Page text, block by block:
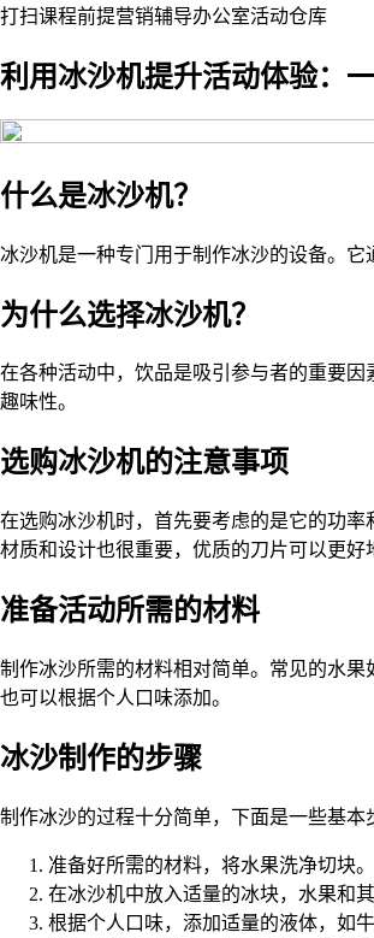
打扫课程前提营销辅导办公室活动仓库
利用冰沙机提升活动体验：
什么是冰沙机？
冰沙机是一种专门用于制作冰沙的设备。
为什么选择冰沙机？
在各种活动中，饮品是吸引参与者的重要
趣味性。
选购冰沙机的注意事项
在选购冰沙机时，首先要考虑的是它的功
材质和设计也很重要，优质的刀片可以更好
准备活动所需的材料
制作冰沙所需的材料相对简单。常见的水
也可以根据个人口味添加。
冰沙制作的步骤
制作冰沙的过程十分简单，下面是一些基本
准备好所需的材料，将水果洗净切块。
在冰沙机中放入适量的冰块，水果和其
根据个人口味，添加适量的液体，如牛